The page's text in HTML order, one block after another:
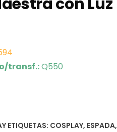
transf.:Q550
ETIQUETAS: COSPLAY, ESPADA,